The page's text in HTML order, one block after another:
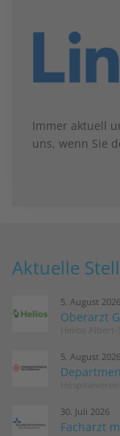
Immer aktuell
uns, wenn Sie
Aktuelle
5. August 2026
Oberarzt
5. August 2026
30. Juli 2026
Facharzt